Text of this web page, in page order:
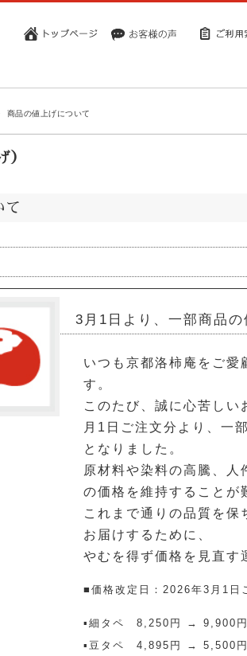
商品の値上げについて
）
て
3月1日より、一部商品
いつも京都洛柿庵をご愛
す。
このたび、誠に心苦し
月1日ご注文分より、一
となりました。
原材料や染料の高騰、人
の価格を維持することが
これまで通りの品質を保
お届けするために、
やむを得ず価格を見直す
■価格改定日：2026年3月1日
▪細タペ 8,250円 → 9,900
▪豆タペ 4,895円 → 5,500円